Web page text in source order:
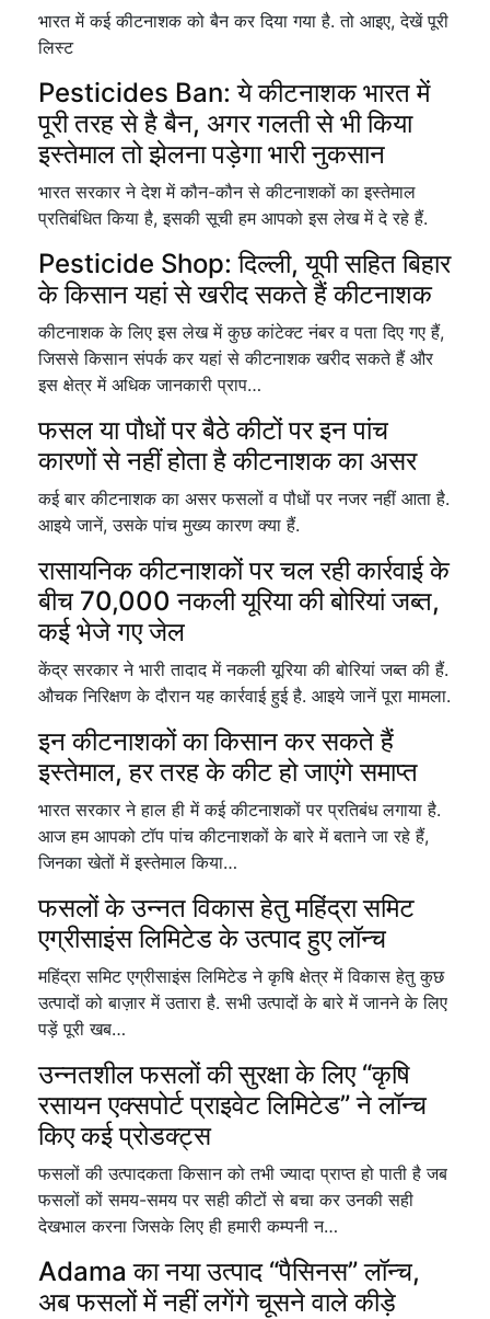
भारत में कई कीटनाशक को बैन कर दिया गया है. तो आइए, देखें पूरी
लिस्ट
Pesticides Ban: ये कीटनाशक भारत में
पूरी तरह से है बैन, अगर गलती से भी किया
इस्तेमाल तो झेलना पड़ेगा भारी नुकसान
भारत सरकार ने देश में कौन-कौन से कीटनाशकों का इस्तेमाल
प्रतिबंधित किया है, इसकी सूची हम आपको इस लेख में दे रहे हैं.
Pesticide Shop: दिल्ली, यूपी सहित बिहार
के किसान यहां से खरीद सकते हैं कीटनाशक
कीटनाशक के लिए इस लेख में कुछ कांटेक्ट नंबर व पता दिए गए हैं,
जिससे किसान संपर्क कर यहां से कीटनाशक खरीद सकते हैं और
इस क्षेत्र में अधिक जानकारी प्राप…
फसल या पौधों पर बैठे कीटों पर इन पांच
कारणों से नहीं होता है कीटनाशक का असर
कई बार कीटनाशक का असर फसलों व पौधों पर नजर नहीं आता है.
आइये जानें, उसके पांच मुख्य कारण क्या हैं.
रासायनिक कीटनाशकों पर चल रही कार्रवाई के
बीच 70,000 नकली यूरिया की बोरियां जब्त,
कई भेजे गए जेल
केंद्र सरकार ने भारी तादाद में नकली यूरिया की बोरियां जब्त की हैं.
औचक निरिक्षण के दौरान यह कार्रवाई हुई है. आइये जानें पूरा मामला.
इन कीटनाशकों का किसान कर सकते हैं
इस्तेमाल, हर तरह के कीट हो जाएंगे समाप्त
भारत सरकार ने हाल ही में कई कीटनाशकों पर प्रतिबंध लगाया है.
आज हम आपको टॉप पांच कीटनाशकों के बारे में बताने जा रहे हैं,
जिनका खेतों में इस्तेमाल किया…
फसलों के उन्नत विकास हेतु महिंद्रा समिट
एग्रीसाइंस लिमिटेड के उत्पाद हुए लॉन्च
महिंद्रा समिट एग्रीसाइंस लिमिटेड ने कृषि क्षेत्र में विकास हेतु कुछ
उत्पादों को बाज़ार में उतारा है. सभी उत्पादों के बारे में जानने के लिए
पड़ें पूरी खब…
उन्नतशील फसलों की सुरक्षा के लिए “कृषि
रसायन एक्सपोर्ट प्राइवेट लिमिटेड” ने लॉन्च
किए कई प्रोडक्ट्स
फसलों की उत्पादकता किसान को तभी ज्यादा प्राप्त हो पाती है जब
फसलों कों समय-समय पर सही कीटों से बचा कर उनकी सही
देखभाल करना जिसके लिए ही हमारी कम्पनी न…
Adama का नया उत्पाद “पैसिनस” लॉन्च,
अब फसलों में नहीं लगेंगे चूसने वाले कीड़े